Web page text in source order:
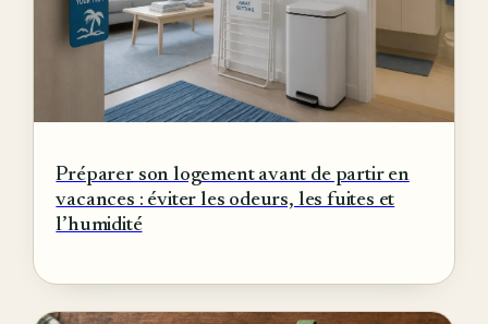
Préparer son logement avant de partir en
vacances : éviter les odeurs, les fuites et
l’humidité